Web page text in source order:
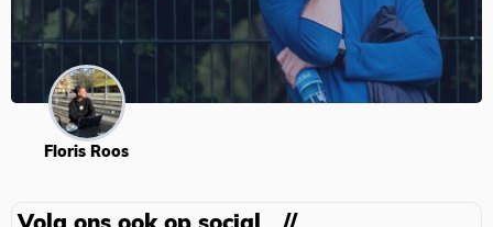
Floris Roos